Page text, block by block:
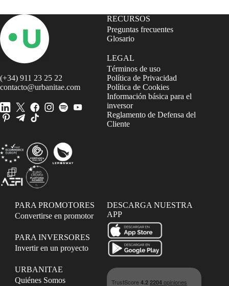
(+34) 911 23 25 22
contacto@urbanitae.com
RECURSOS
Preguntas frecuentes
Glosario
LEGAL
Términos de uso
Política de Privacidad
Política de Cookies
Información básica para el
inversor
Reglamento de Defensa del
Cliente
PARA PROMOTORES
Convertirse en promotor
PARA INVERSORES
Invertir en un proyecto
URBANITAE
Quiénes Somos
DESCARGA NUESTRA
APP